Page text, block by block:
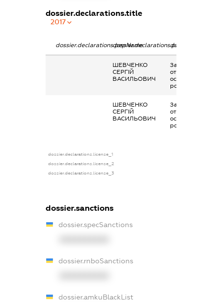
dossier.declarations.title
2017
dossier.declarations.pepNamedossier.declarations.personName
ШЕВЧЕНКО
СЕРГІЙ
ВАСИЛЬОВИЧ
Заробітна плата
отримана за
основним місцем
роботи
ШЕВЧЕНКО
СЕРГІЙ
ВАСИЛЬОВИЧ
Заробітна плата
отримана за
основним місцем
роботи
dossier.declarations.license_1
dossier.declarations.license_2
dossier.declarations.license_3
dossier.sanctions
dossier.specSanctions
dossier.rnboSanctions
dossier.amkuBlackList